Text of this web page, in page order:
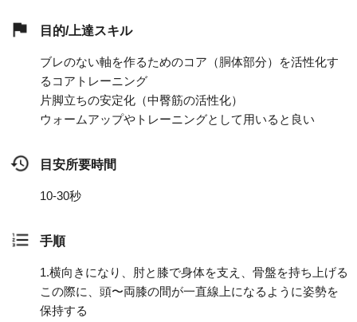
目的/上達スキル
ブレのない軸を作るためのコア（胴体部分）を活性化す
るコアトレーニング
片脚立ちの安定化（中臀筋の活性化）
ウォームアップやトレーニングとして用いると良い
目安所要時間
10-30秒
手順
1.横向きになり、肘と膝で身体を支え、骨盤を持ち上げる
この際に、頭〜両膝の間が一直線上になるように姿勢を
保持する